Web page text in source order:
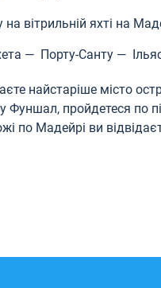
вітрильній яхті на
— Порту-Санту —
найстаріше місто
Фуншал, пройдетеся по
по Мадейрі ви